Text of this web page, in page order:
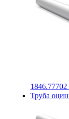
1846.77702
Труба